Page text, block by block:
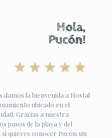
Hola,
Pucón!
damos la bienvenida a Hostal
ubicado en el
Gracias a nuestra
pasos de la playa y del
quieres conocer Pucón sin